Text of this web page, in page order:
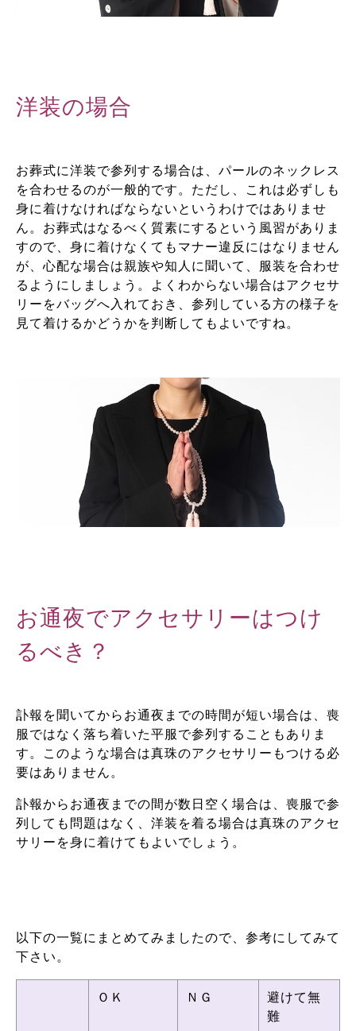
洋装の場合
お葬式に洋装で参列する場合は、パールのネックレス
を合わせるのが一般的です。ただし、これは必ずしも
身に着けなければならないというわけではありませ
ん。お葬式はなるべく質素にするという風習がありま
すので、身に着けなくてもマナー違反にはなりません
が、心配な場合は親族や知人に聞いて、服装を合わせ
るようにしましょう。よくわからない場合はアクセサ
リーをバッグへ入れておき、参列している方の様子を
見て着けるかどうかを判断してもよいですね。
お通夜でアクセサリーはつけ
るべき？
訃報を聞いてからお通夜までの時間が短い場合は、喪
服ではなく落ち着いた平服で参列することもありま
す。このような場合は真珠のアクセサリーもつける必
要はありません。
訃報からお通夜までの間が数日空く場合は、喪服で参
列しても問題はなく、洋装を着る場合は真珠のアクセ
サリーを身に着けてもよいでしょう。
以下の一覧にまとめてみましたので、参考にしてみて
下さい。
ＯＫ ＮＧ
避けて無
難